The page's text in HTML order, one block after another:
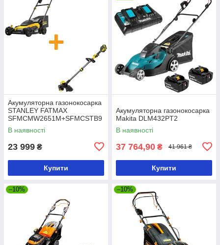
Акумуляторна газонокосарка
STANLEY FATMAX
SFMCMW2651M+SFMCSTB9
33M
В наявності
23 999 ₴
Купити
Акумуляторна газонокосарка
Makita DLM432PT2
В наявності
37 764,90 ₴ 41 961 ₴
Купити
–10% –10%